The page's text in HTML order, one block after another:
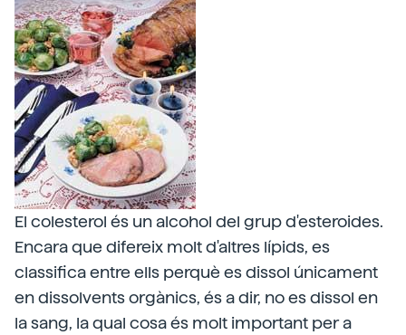
El colesterol és un alcohol del grup d'esteroides.
Encara que difereix molt d'altres lípids, es
classifica entre ells perquè es dissol únicament
en dissolvents orgànics, és a dir, no es dissol en
la sang, la qual cosa és molt important per a